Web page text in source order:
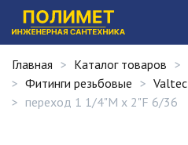
Главная Каталог товаров
Фитинги резьбовые
Valtec
переход 1 1/4"M х 2"F 6/36